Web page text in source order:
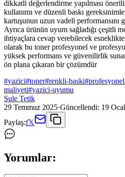
dikkatli değerlendirme yapılması
kullanımı ve düzenli baskı
kartuşunun uzun vadeli performansını
Ayrıca ürünün uyum sağladığı çeşitli
ihtiyaçlara cevap verebilecek
olarak bu toner profesyonel ve
yüksek performans ve güvenilirlik
ön plana çıkaran bir çözümdür
#yazici#toner#renkli-baski#
maliyeti#yazici-uyumu
Şule Tetik
29 Temmuz 2025·Güncellendi: 19
Paylaş:f𝕏
Yorumlar: